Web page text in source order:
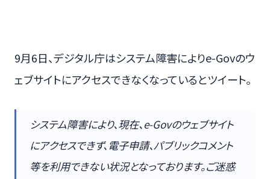
9月6日、デジタル庁はシステム障害によりe-Govのウ
ェブサイトにアクセスできなくなっているとツイート。
システム障害により、現在、e-Govのウェブサイト
にアクセスできず、電子申請、パブリックコメント
等を利用できない状況となっております。ご迷惑